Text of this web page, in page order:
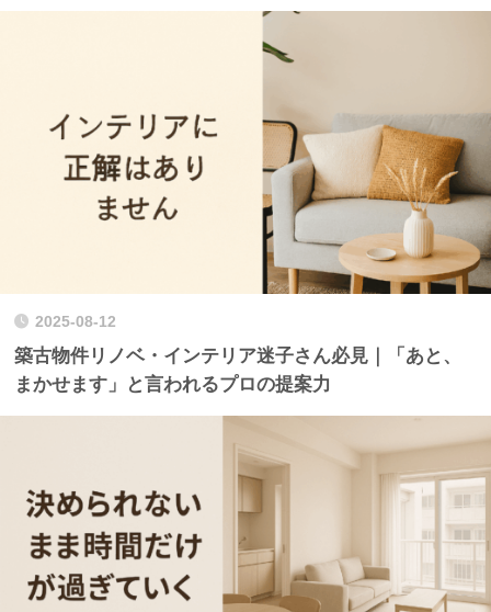
2025-08-12
築古物件リノベ・インテリア迷子さん必見｜「あと、
まかせます」と言われるプロの提案力